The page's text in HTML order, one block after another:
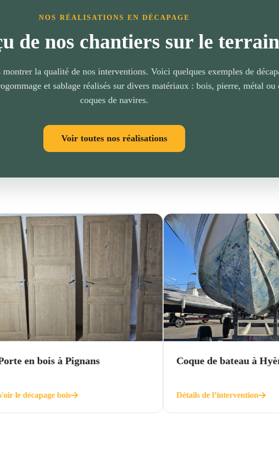
NOS RÉALISATIONS EN DÉCAPAGE
de nos chantiers sur le terrain
la qualité de nos interventions. Voici quelques exemples de
et sablage réalisés sur divers matériaux : bois, pierre, métal ou
coques de navires.
Voir toutes nos réalisations
Pignans Coque de bateau à Hyères
Détails de l’intervention